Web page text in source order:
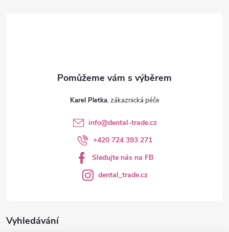
Vyhledávání
Karel Pletka
info@dental-trade.cz
+420 724 393 271
Sledujte nás na FB
dental_trade.cz